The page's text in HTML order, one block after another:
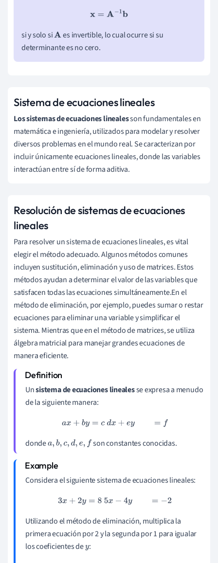
x= A−1b
si y solo siA es invertible, lo cual ocurre si su
determinante es no cero.
Sistema de ecuaciones lineales
Los sistemas de ecuaciones linealesson fundamentales en
matemática e ingeniería, utilizados para modelar y resolver
diversos problemas en el mundo real. Se caracterizan por
incluir únicamente ecuaciones lineales, donde las variables
interactúan entre sí de forma aditiva.
Resolución de sistemas de ecuaciones
lineales
Para resolver un sistema de ecuaciones lineales, es vital
elegir el método adecuado. Algunos métodos comunes
incluyen sustitución, eliminación y uso de matrices. Estos
métodos ayudan a determinar el valor de las variables que
satisfacen todas las ecuaciones simultáneamente.En el
método de eliminación, por ejemplo, puedes sumar o restar
ecuaciones para eliminar una variable y simplificar el
sistema. Mientras que en el método de matrices, se utiliza
álgebra matricial para manejar grandes ecuaciones de
manera eficiente.
Unsistema de ecuaciones linealesse expresa a menudo
de la siguiente manera:
ax+ by=c dx+ey=
dondea,b,c,d,e,f son constantes conocidas.
Considera el siguiente sistema de ecuaciones lineales:
3x+ 2y=8 5x−4y=
Utilizando el método de eliminación, multiplica la
primera ecuación por 2 y la segunda por 1 para igualar
los coeficientes dey: